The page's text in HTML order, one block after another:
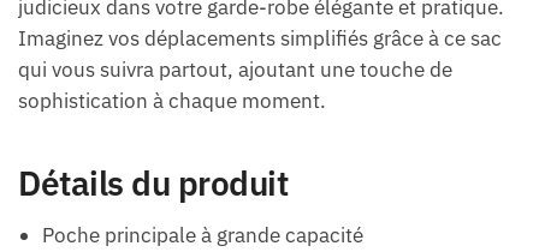
judicieux dans votre garde-robe élégante et pratique.
Imaginez vos déplacements simplifiés grâce à ce sac
qui vous suivra partout, ajoutant une touche de
sophistication à chaque moment.
Détails du produit
Poche principale à grande capacité